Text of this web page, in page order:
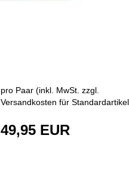
pro Paar (inkl. MwSt. zzgl.
Versandkosten für Standardartikel
49,95 EUR